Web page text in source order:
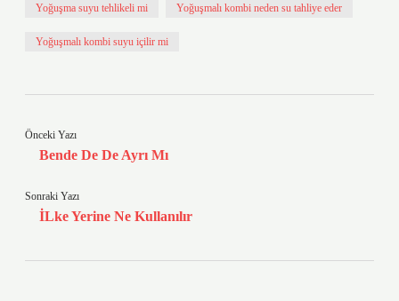
Yoğuşma suyu tehlikeli mi Yoğuşmalı kombi neden su tahliye eder
Yoğuşmalı kombi suyu içilir mi
Önceki Yazı
Bende De De Ayrı Mı
Sonraki Yazı
İLke Yerine Ne Kullanılır